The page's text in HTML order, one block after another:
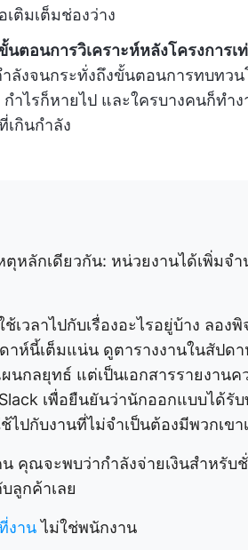
ติมเต็มช่องว่าง
นตอนการวิเคราะห์หลังโครงการ
ลังจนกระทั่งถึงขั้นตอนการทบทวน
ำไรก็หายไป และใครบางคนก็ทำ
กินกำลัง
หลักเดียวกัน: หน่วยงานได้เพิ่มจ
เวลาไปกับเรื่องอะไรอยู่บ้าง ลอง
าห์นี้เต็มแน่น ดูตารางงานในสัปด
กลยุทธ์ แต่เป็นเอกสารรายงานค
เพื่อยืนยันว่านักออกแบบได้รับ
ปกับงานที่ไม่จำเป็นต้องมีพวกเขา
คุณจะพบว่ากำลังจ่ายเงินสำหรับ
ลูกค้าเลย
งานไม่ใช่พนักงาน